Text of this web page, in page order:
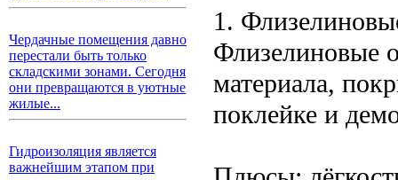
Чердачные помещения давно
перестали быть только
складскими зонами. Сегодня
они превращаются в уютные
жилые...
Гидроизоляция является
важнейшим этапом при
1.
Флизелиновые
материала,
поклейке и